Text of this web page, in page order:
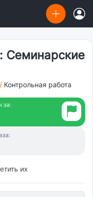
Семинарские
/ Контрольная работа
за:
их